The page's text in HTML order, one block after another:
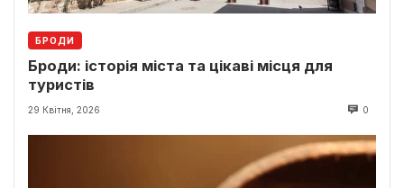
БРОДИ
Броди: історія міста та цікаві місця для
туристів
29 Квітня, 2026 0